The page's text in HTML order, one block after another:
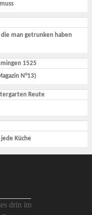
man getrunken haben
N°13)
Küche